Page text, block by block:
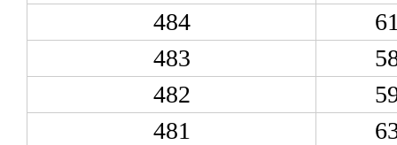
484
483
482
481